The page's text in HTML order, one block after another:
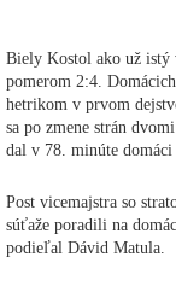
Biely Kostol ako už istý
pomerom 2:4.
hetrikom v prvom
sa po zmene strán
dal v 78. minúte
Post vicemajstra so
súťaže poradili na
podieľal Dávid Matula.